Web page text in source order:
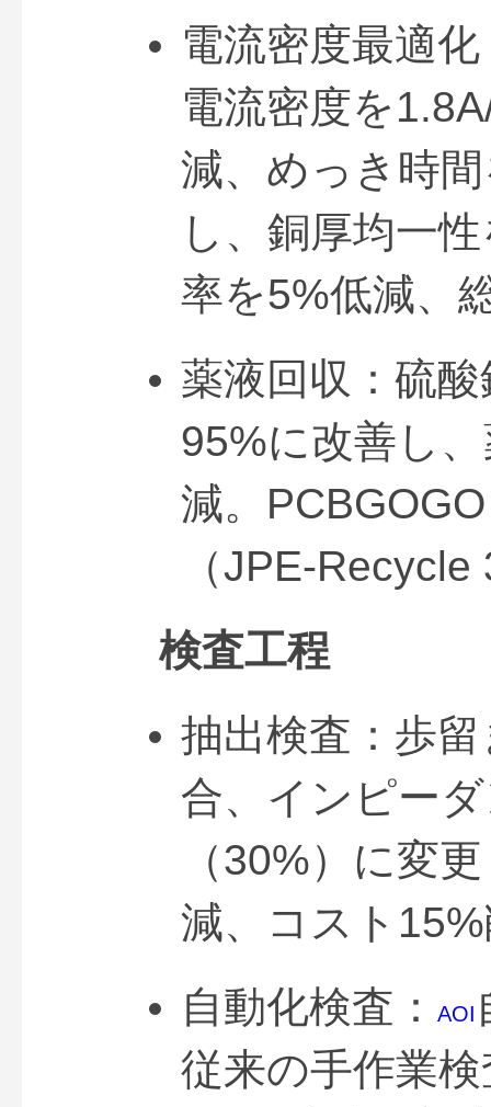
電流密度最適
電流密度を
減、めっき時
し、銅厚均一
率を5%低減、
薬液回収：硫
95%に改善し
減。
（JPE-
検査工程
抽出検査：歩
合、インピー
（30%）に変
減、コスト
自動化検査：
AOI
従来の手作業